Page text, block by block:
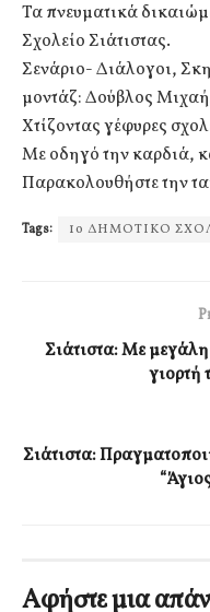
Τα πνευματικά
Σχολείο Σιάτιστας.
Σενάριο- Διάλογοι,
μοντάζ: Δούβλος
Χτίζοντας γέφυρες
Με οδηγό την καρδιά,
Παρακολουθήστε την
Tags: 1ο ΔΗΜΟΤΙΚΟ
Σιάτιστα: Με μεγάλη
γιορτή
Σιάτιστα:
Αφήστε μια